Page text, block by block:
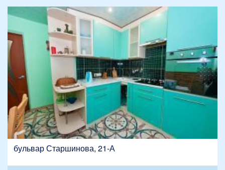
бульвар Старшинова, 21-А